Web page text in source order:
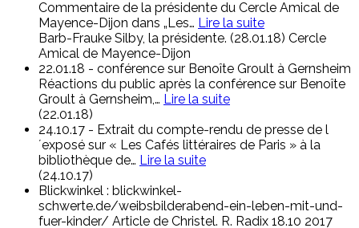
Commentaire de la présidente du Cercle Amical de
Mayence-Dijon dans „Les… Lire la suite
Barb-Frauke Silby, la présidente. (28.01.18) Cercle
Amical de Mayence-Dijon
22.01.18 - conférence sur Benoîte Groult à Gernsheim
Réactions du public après la conférence sur Benoîte
Groult à Gernsheim,… Lire la suite
(22.01.18)
24.10.17 - Extrait du compte-rendu de presse de l
´exposé sur « Les Cafés littéraires de Paris » à la
bibliothèque de… Lire la suite
(24.10.17)
Blickwinkel : blickwinkel-
schwerte.de/weibsbilderabend-ein-leben-mit-und-
fuer-kinder/ Article de Christel. R. Radix 18.10 2017